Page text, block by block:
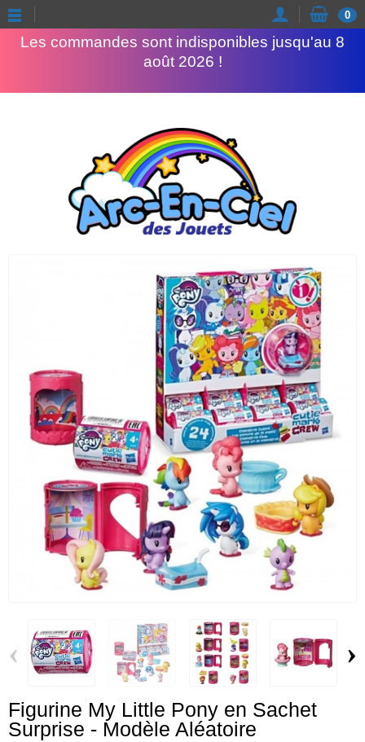
Les commandes sont indisponibles jusqu'au 8
août 2026 !
0
‹ ›
Figurine My Little Pony en Sachet
Surprise - Modèle Aléatoire